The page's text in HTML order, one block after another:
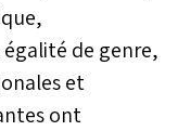
de genre,
et
ont